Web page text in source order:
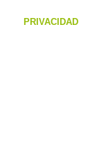
PRIVACIDAD